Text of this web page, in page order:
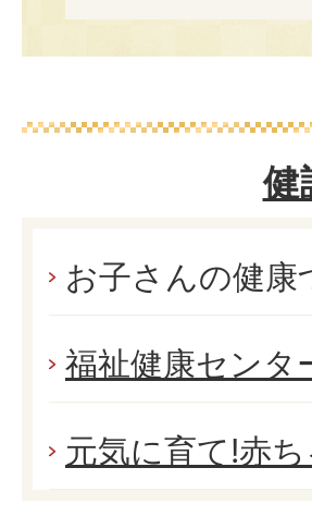
健
お子さんの健康
福祉健康センタ
元気に育て!赤